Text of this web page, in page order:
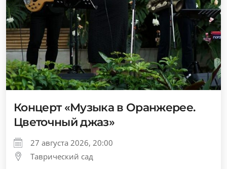
Концерт «Музыка в Оранжерее.
Цветочный джаз»
27 августа 2026, 20:00
Таврический сад